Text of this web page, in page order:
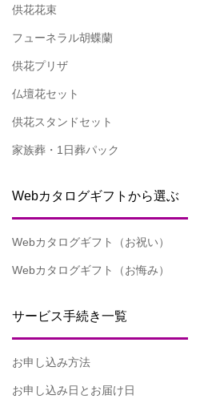
供花花束
フューネラル胡蝶蘭
供花プリザ
仏壇花セット
供花スタンドセット
家族葬・1日葬パック
Webカタログギフトから選ぶ
Webカタログギフト（お祝い）
Webカタログギフト（お悔み）
サービス手続き一覧
お申し込み方法
お申し込み日とお届け日